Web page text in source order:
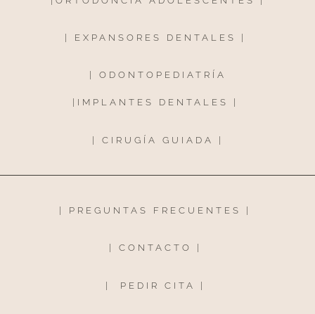
EXPANSORES DENTALES
ODONTOPEDIATRÍA
IMPLANTES DENTALES
CIRUGÍA GUIADA
PREGUNTAS FRECUENTES
CONTACTO
| PEDIR CITA |